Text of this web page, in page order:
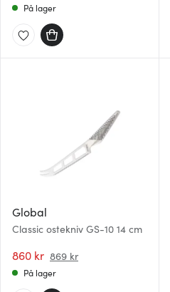
På lager
Global
Classic ostekniv GS-10 14 cm
860 kr 869 kr
På lager